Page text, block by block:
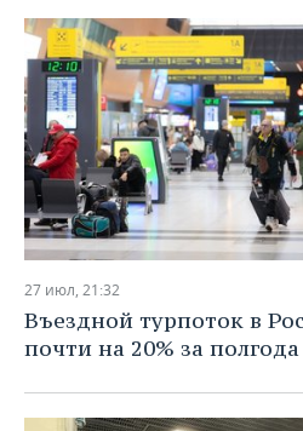
27 июл, 21:32
Въездной турпоток в
почти на 20% за полгода